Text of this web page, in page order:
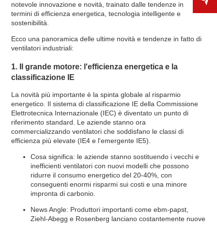
notevole innovazione e novità, trainato dalle tendenze in
termini di efficienza energetica, tecnologia intelligente e
sostenibilità.
Ecco una panoramica delle ultime novità e tendenze in fatto di
ventilatori industriali:
1. Il grande motore: l'efficienza energetica e la
classificazione IE
La novità più importante è la spinta globale al risparmio
energetico. Il sistema di classificazione IE della Commissione
Elettrotecnica Internazionale (IEC) è diventato un punto di
riferimento standard. Le aziende stanno ora
commercializzando ventilatori che soddisfano le classi di
efficienza più elevate (IE4 e l'emergente IE5).
Cosa significa: le aziende stanno sostituendo i vecchi e
inefficienti ventilatori con nuovi modelli che possono
ridurre il consumo energetico del 20-40%, con
conseguenti enormi risparmi sui costi e una minore
impronta di carbonio.
News Angle: Produttori importanti come ebm-papst,
Ziehl-Abegg e Rosenberg lanciano costantemente nuove